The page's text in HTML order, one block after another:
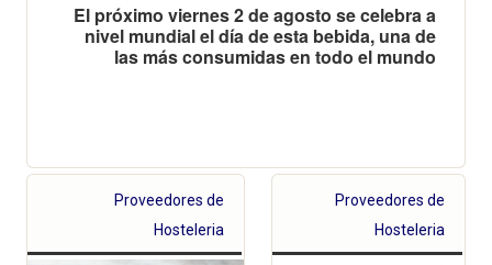
El próximo viernes 2 de agosto se celebra a
nivel mundial el día de esta bebida, una de
las más consumidas en todo el mundo
Proveedores de
Hosteleria
Proveedores de
Hosteleria